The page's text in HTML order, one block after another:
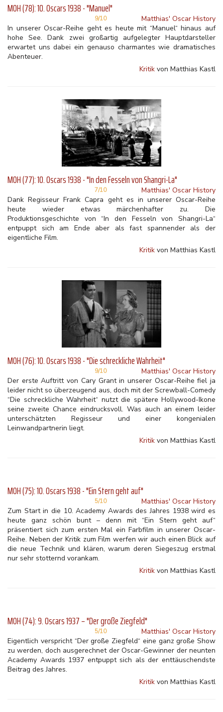
MOH (78): 10. Oscars 1938 - "Manuel"
9/10
Matthias' Oscar History
In unserer Oscar-Reihe geht es heute mit “Manuel“ hinaus auf
hohe See. Dank zwei großartig aufgelegter Hauptdarsteller
erwartet uns dabei ein genauso charmantes wie dramatisches
Abenteuer.
Kritik von Matthias Kastl
MOH (77): 10. Oscars 1938 - "In den Fesseln von Shangri-La"
7/10
Matthias' Oscar History
Dank Regisseur Frank Capra geht es in unserer Oscar-Reihe
heute wieder etwas märchenhafter zu. Die
Produktionsgeschichte von “In den Fesseln von Shangri-La“
entpuppt sich am Ende aber als fast spannender als der
eigentliche Film.
Kritik von Matthias Kastl
MOH (76): 10. Oscars 1938 - "Die schreckliche Wahrheit"
9/10
Matthias' Oscar History
Der erste Auftritt von Cary Grant in unserer Oscar-Reihe fiel ja
leider nicht so überzeugend aus, doch mit der Screwball-Comedy
“Die schreckliche Wahrheit“ nutzt die spätere Hollywood-Ikone
seine zweite Chance eindrucksvoll. Was auch an einem leider
unterschätzten Regisseur und einer kongenialen
Leinwandpartnerin liegt.
Kritik von Matthias Kastl
MOH (75): 10. Oscars 1938 - "Ein Stern geht auf"
5/10
Matthias' Oscar History
Zum Start in die 10. Academy Awards des Jahres 1938 wird es
heute ganz schön bunt – denn mit “Ein Stern geht auf“
präsentiert sich zum ersten Mal ein Farbfilm in unserer Oscar-
Reihe. Neben der Kritik zum Film werfen wir auch einen Blick auf
die neue Technik und klären, warum deren Siegeszug erstmal
nur sehr stotternd vorankam.
Kritik von Matthias Kastl
MOH (74): 9. Oscars 1937 – "Der große Ziegfeld"
5/10
Matthias' Oscar History
Eigentlich verspricht “Der große Ziegfeld“ eine ganz große Show
zu werden, doch ausgerechnet der Oscar-Gewinner der neunten
Academy Awards 1937 entpuppt sich als der enttäuschendste
Beitrag des Jahres.
Kritik von Matthias Kastl